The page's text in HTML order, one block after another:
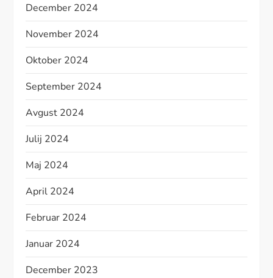
December 2024
November 2024
Oktober 2024
September 2024
Avgust 2024
Julij 2024
Maj 2024
April 2024
Februar 2024
Januar 2024
December 2023